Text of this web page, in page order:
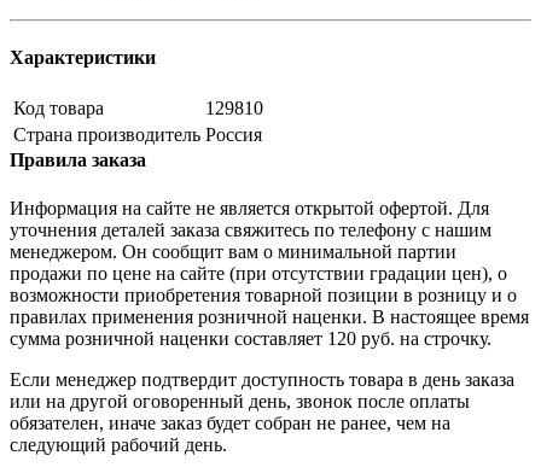
Характеристики
Код товара
129810
Страна производитель Россия
Правила заказа
Информация на сайте не является открытой офертой. Для
уточнения деталей заказа свяжитесь по телефону с нашим
менеджером. Он сообщит вам о минимальной партии
продажи по цене на сайте (при отсутствии градации цен), о
возможности приобретения товарной позиции в розницу и о
правилах применения розничной наценки. В настоящее время
сумма розничной наценки составляет 120 руб. на строчку.
Если менеджер подтвердит доступность товара в день заказа
или на другой оговоренный день, звонок после оплаты
обязателен, иначе заказ будет собран не ранее, чем на
следующий рабочий день.